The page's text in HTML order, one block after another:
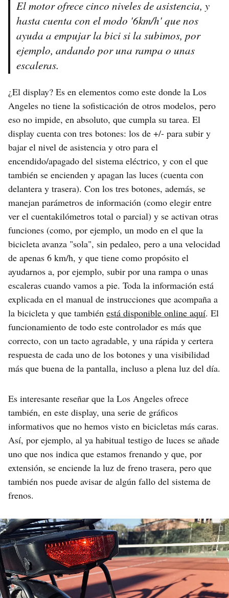
El motor ofrece cinco niveles de asistencia, y
hasta cuenta con el modo '6km/h' que nos
ayuda a empujar la bici si la subimos, por
ejemplo, andando por una rampa o unas
escaleras.
¿El display? Es en elementos como este donde la Los
Angeles no tiene la sofisticación de otros modelos, pero
eso no impide, en absoluto, que cumpla su tarea. El
display cuenta con tres botones: los de +/- para subir y
bajar el nivel de asistencia y otro para el
encendido/apagado del sistema eléctrico, y con el que
también se encienden y apagan las luces (cuenta con
delantera y trasera). Con los tres botones, además, se
manejan parámetros de información (como elegir entre
ver el cuentakilómetros total o parcial) y se activan otras
funciones (como, por ejemplo, un modo en el que la
bicicleta avanza "sola", sin pedaleo, pero a una velocidad
de apenas 6 km/h, y que tiene como propósito el
ayudarnos a, por ejemplo, subir por una rampa o unas
escaleras cuando vamos a pie. Toda la información está
explicada en el manual de instrucciones que acompaña a
la bicicleta y que también está disponible online aquí. El
funcionamiento de todo este controlador es más que
correcto, con un tacto agradable, y una rápida y certera
respuesta de cada uno de los botones y una visibilidad
más que buena de la pantalla, incluso a plena luz del día.
Es interesante reseñar que la Los Angeles ofrece
también, en este display, una serie de gráficos
informativos que no hemos visto en bicicletas más caras.
Así, por ejemplo, al ya habitual testigo de luces se añade
uno que nos indica que estamos frenando y que, por
extensión, se enciende la luz de freno trasera, pero que
también nos puede avisar de algún fallo del sistema de
frenos.